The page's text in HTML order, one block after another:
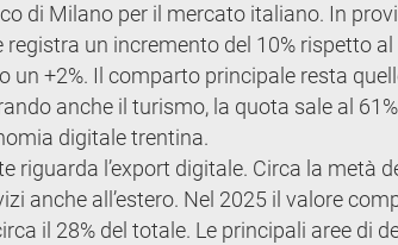
di Milano per il mercato italiano. In
registra un incremento del 10% rispetto
un +2%. Il comparto principale resta
anche il turismo, la quota sale al
digitale trentina.
riguarda l’export digitale. Circa la metà
anche all’estero. Nel 2025 il valore
il 28% del totale. Le principali aree di